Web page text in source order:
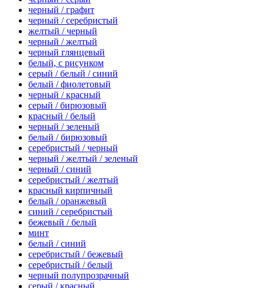
черный / графит
черный / серебристый
желтый / черный
черный / желтый
черный глянцевый
белый, с рисунком
серый / белый / синий
белый / фиолетовый
черный / красный
серый / бирюзовый
красный / белый
черный / зеленый
белый / бирюзовый
серебристый / черный
черный / желтый / зеленый
черный / синий
серебристый / желтый
красный кирпичный
белый / оранжевый
синий / серебристый
бежевый / белый
минт
белый / синий
серебристый / бежевый
серебристый / белый
черный полупрозрачный